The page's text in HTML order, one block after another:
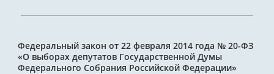
Федеральный закон от 22 февраля 2014 года № 20-ФЗ
«О выборах депутатов Государственной Думы
Федерального Собрания Российской Федерации»